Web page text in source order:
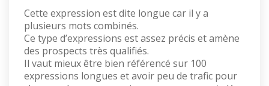
Cette expression est dite longue car il y a
plusieurs mots combinés.
Ce type d’expressions est assez précis et amène
des prospects très qualifiés.
Il vaut mieux être bien référencé sur 100
expressions longues et avoir peu de trafic pour